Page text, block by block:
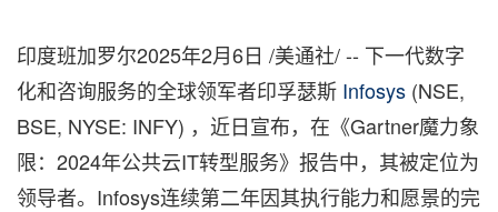
印度班加罗尔2025年2月6日 /美通社/ -- 下一代数字
化和咨询服务的全球领军者印孚瑟斯 Infosys (NSE,
BSE, NYSE: INFY) ，近日宣布，在《Gartner魔力象
限：2024年公共云IT转型服务》报告中，其被定位为
领导者。Infosys连续第二年因其执行能力和愿景的完